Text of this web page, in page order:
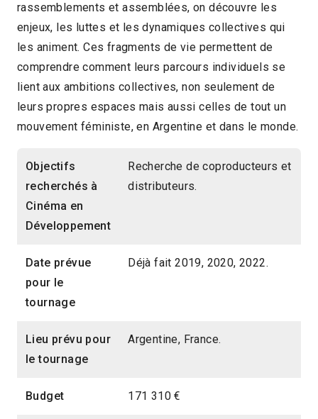
rassemblements et assemblées, on découvre les
enjeux, les luttes et les dynamiques collectives qui
les animent. Ces fragments de vie permettent de
comprendre comment leurs parcours individuels se
lient aux ambitions collectives, non seulement de
leurs propres espaces mais aussi celles de tout un
mouvement féministe, en Argentine et dans le monde.
Objectifs
recherchés à
Cinéma en
Développement
Recherche de coproducteurs et
distributeurs.
Date prévue
pour le
tournage
Déjà fait 2019, 2020, 2022.
Lieu prévu pour
le tournage
Argentine, France.
Budget 171 310 €